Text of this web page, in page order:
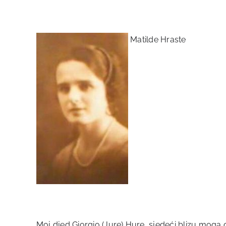
Matilde Hraste